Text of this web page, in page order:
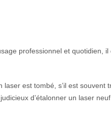
professionnel et quotidien,
est tombé, s’il est souvent
d’étalonner un laser neuf